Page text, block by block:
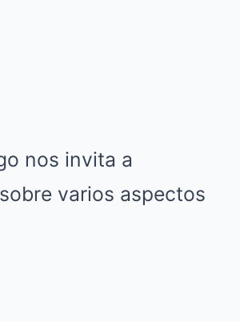
nos invita a
varios aspectos